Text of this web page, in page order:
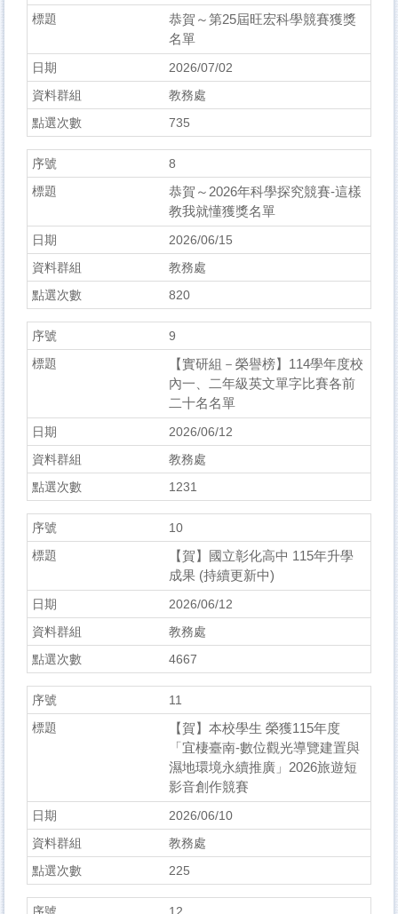
恭賀～第25屆旺宏科學競賽獲獎
名單
2026/07/02
教務處
735
8
恭賀～2026年科學探究競賽-這樣
教我就懂獲獎名單
2026/06/15
教務處
820
9
【實研組－榮譽榜】114學年度校
內一、二年級英文單字比賽各前
二十名名單
2026/06/12
教務處
1231
10
【賀】國立彰化高中 115年升學
成果 (持續更新中)
2026/06/12
教務處
4667
11
【賀】本校學生 榮獲115年度
「宜棲臺南-數位觀光導覽建置與
濕地環境永續推廣」2026旅遊短
影音創作競賽
2026/06/10
教務處
225